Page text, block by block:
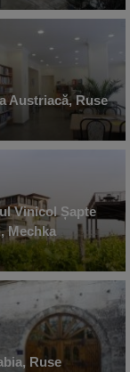
Austriacă, Ruse
Vinicol Șapte
Mechka
Ruse